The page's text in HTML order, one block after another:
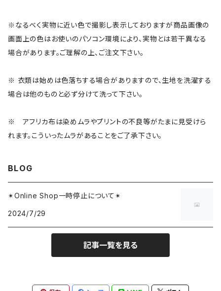
シューズ
ヘアバンド
アフリカ雑貨
※なるべく実物に近い色で撮影し表示しておりますが商品画像の
画面上の色はお使いのパソコン環境により、実物とは若干異なる
場合があります。ご理解の上、ご注文下さい。
※ 衣類は始めは色落ちする場合がありますので、生地を洗濯する
場合は他のものと必ず分けて洗って下さい。
※ アフリカ布は染めムラやプリントの不良等がたまに見受けら
れます。こういったムラがあることをご了承下さい。
BLOG
✴︎Online Shop一時停止について✴︎
2024/7/29
記事一覧を見る